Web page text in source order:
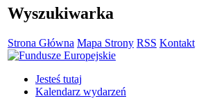
Wyszukiwarka
Strona Główna Mapa Strony RSS Kontakt
Jesteś tutaj
Kalendarz wydarzeń